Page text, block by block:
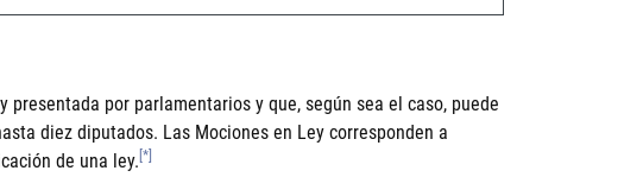
por parlamentarios y que, según sea el caso, puede
diez diputados. Las Mociones en Ley corresponden a
de una ley. [*]